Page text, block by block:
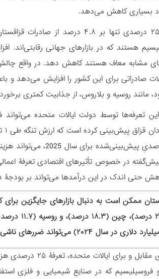
بسیاری کاهش می‌دهد.
تعرفۀ ۲۵ درصدی تنها بر ۴.۸
هستند که در بازارهای جهانی رقابتی‌اند.
مشابه معاف هستند کاهش دهد. در واقع چالش
صادراتی برای این کشور را افزایش می‌دهد و
مانند روسیه و بلاروس، از جذابیت کمتری
تعرفه‌ها توسط دولت ایالات متحده می‌تواند
۸.۵ درصدیِ
حتی اندک در این درآمدها می‌تواند بر بودجۀ
(۲۲.۹
در سوی مقابل
فروسیلیسیم که در صنایع شیمیایی و فلزی